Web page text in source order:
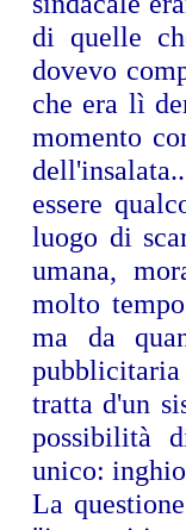
di quelle
dovevo
che era lì
momento
essere
luogo di
umana,
molto
ma da
pubblicitaria
tratta d'un
possibilità
unico:
La